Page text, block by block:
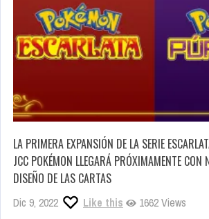
LA PRIMERA EXPANSIÓN DE LA SERIE
JCC POKÉMON LLEGARÁ PRÓXIMAMENTE CON
DISEÑO DE LAS CARTAS
Dic 9, 2022 Like this 1662 Views